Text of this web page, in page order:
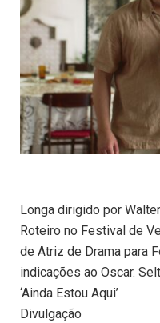
Longa dirigido por
Roteiro no Festival de
de Atriz de Drama para
indicações ao Oscar.
‘Ainda Estou Aqui’
Divulgação